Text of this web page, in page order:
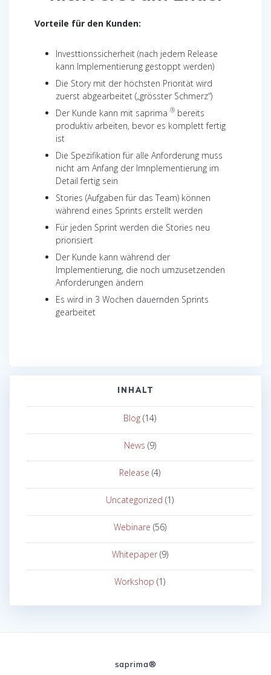
Vorteile für den Kunden:
Investtionssicherheit (nach jedem Release
kann Implementierung gestoppt werden)
Die Story mit der höchsten Priorität wird
zuerst abgearbeitet („grösster Schmerz“)
Der Kunde kann mit saprima ® bereits
produktiv arbeiten, bevor es komplett fertig
ist
Die Spezifikation für alle Anforderung muss
nicht am Anfang der Imnplementierung im
Detail fertig sein
Stories (Aufgaben für das Team) können
während eines Sprints erstellt werden
Für jeden Sprint werden die Stories neu
priorisiert
Der Kunde kann während der
Implementierung, die noch umzusetzenden
Anforderungen ändern
Es wird in 3 Wochen dauernden Sprints
gearbeitet
INHALT
Blog (14)
News (9)
Release (4)
Uncategorized (1)
Webinare (56)
Whitepaper(9)
Workshop (1)
saprima®